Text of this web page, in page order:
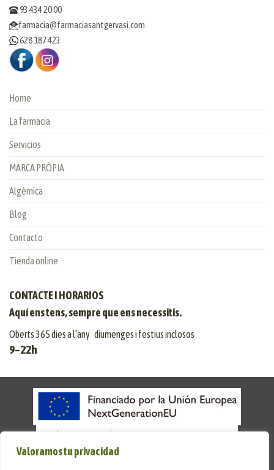
Valoramos tu privacidad
93 434 20 00
farmacia@farmaciasantgervasi.com
628 187 423
Home
La farmacia
Servicios
MARCA PRÒPIA
Algèmica
Blog
Contacto
Tienda online
CONTACTE I HORARIOS
Aquí ens tens, sempre que ens necessitis.
Oberts 365 dies a l’any · diumenges i festius inclosos
9–22h